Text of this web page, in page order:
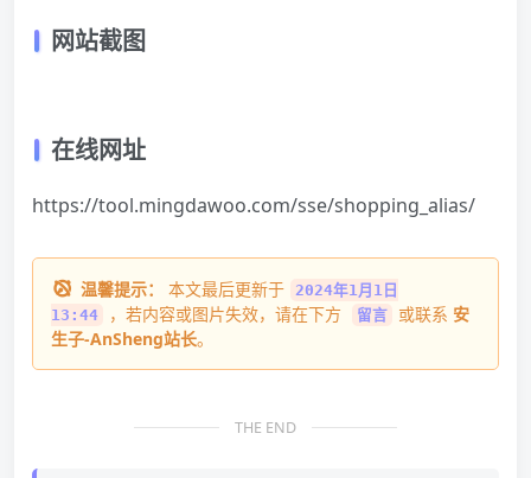
网站截图
在线网址
https://tool.mingdawoo.com/sse/shopping_alias/
温馨提示： 本文最后更新于
2024年1月1日
13:44
，若内容或图片失效，请在下方 留言 或联系 安
生子-AnSheng站长。
THE END